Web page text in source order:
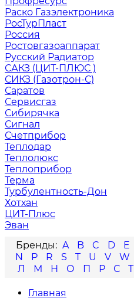
Раско Газэлектроника
РосТурПласт
Россия
Ростовгазоаппарат
Русский Радиатор
САКЗ (ЦИТ-ПЛЮС )
СИКЗ (Газотрон-С)
Саратов
Сервисгаз
Сибирячка
Сигнал
Счетприбор
Теплодар
Теплолюкс
Теплоприбор
Терма
Турбулентность-Дон
Хотхан
ЦИТ-Плюс
Эван
A
B C D E
N
P R S T U V W
Л
М Н О П Р С Т
Главная